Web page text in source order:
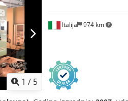
1 / 5
Italija 974 km